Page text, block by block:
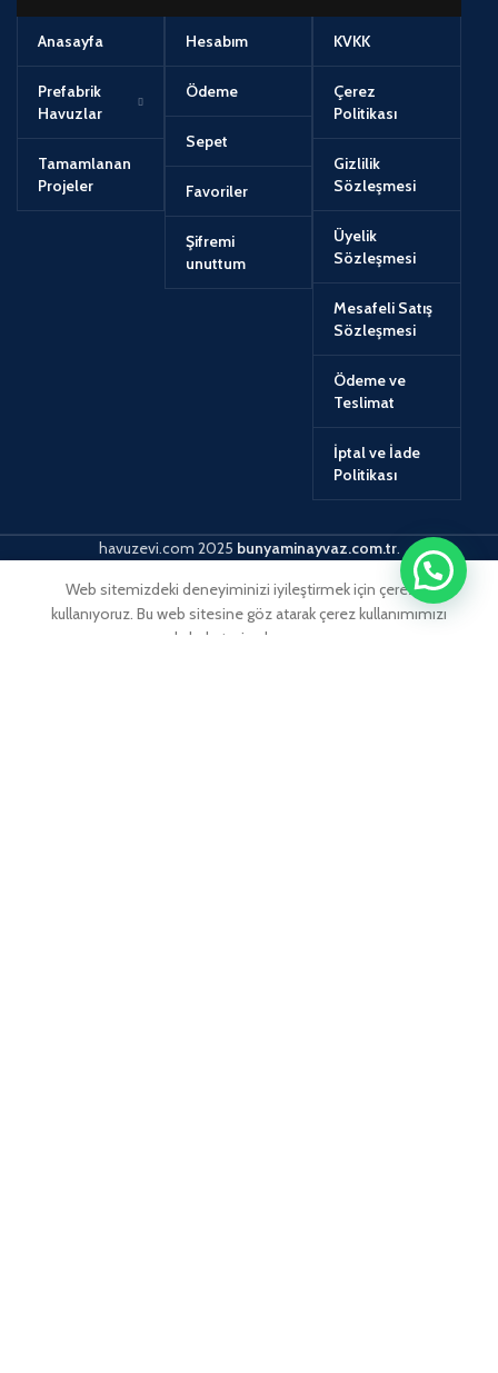
Anasayfa
Prefabrik
Havuzlar
Tamamlanan
Projeler
Hesabım
Ödeme
Sepet
Favoriler
Şifremi
unuttum
KVKK
Çerez
Politikası
Gizlilik
Sözleşmesi
Üyelik
Sözleşmesi
Mesafeli Satış
Sözleşmesi
Ödeme ve
Teslimat
İptal ve İade
Politikası
havuzevi.com 2025 bunyaminayvaz.com.tr.
Web sitemizdeki deneyiminizi iyileştirmek için çerezler
kullanıyoruz. Bu web sitesine göz atarak çerez kullanımımızı
kabul etmiş olursunuz.